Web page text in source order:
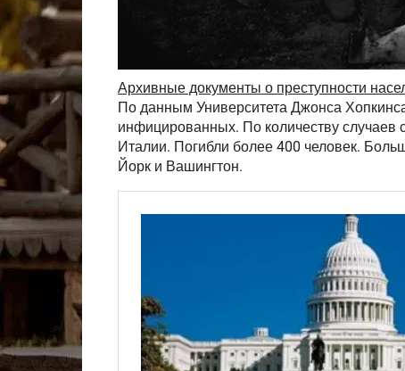
Архивные документы о преступности
По данным Университета Джонса
инфицированных. По количеству случаев
Италии. Погибли более 400 человек.
Йорк и Вашингтон.